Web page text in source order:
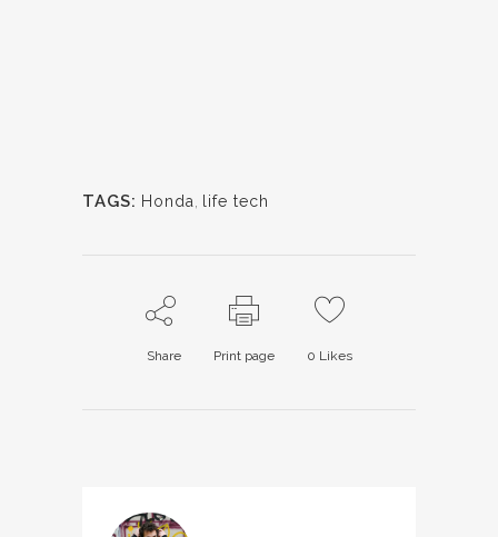
TAGS: Honda life tech
Share Print page 0 Likes